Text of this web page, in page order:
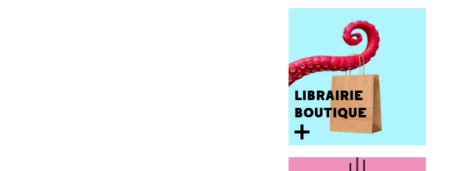
LIBRAIRIE
BOUTIQUE